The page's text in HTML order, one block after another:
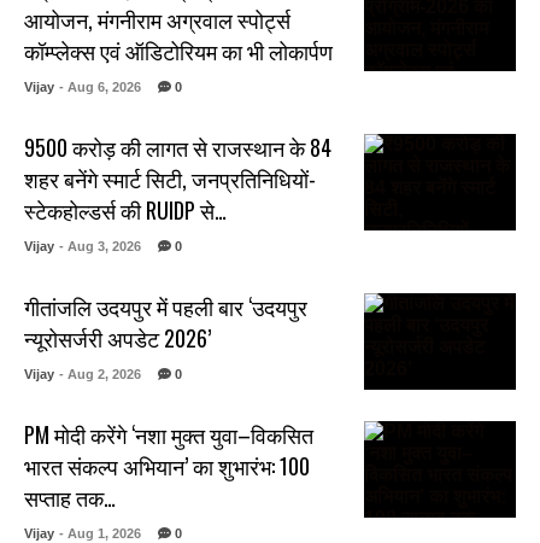
आयोजन, मंगनीराम अग्रवाल स्पोर्ट्स
कॉम्प्लेक्स एवं ऑडिटोरियम का भी लोकार्पण
Vijay - Aug 6, 2026 0
₹9500 करोड़ की लागत से राजस्थान के 84
शहर बनेंगे स्मार्ट सिटी, जनप्रतिनिधियों-
स्टेकहोल्डर्स की RUIDP से…
Vijay - Aug 3, 2026 0
गीतांजलि उदयपुर में पहली बार ‘उदयपुर
न्यूरोसर्जरी अपडेट 2026’
Vijay - Aug 2, 2026 0
PM मोदी करेंगे ‘नशा मुक्त युवा–विकसित
भारत संकल्प अभियान’ का शुभारंभ: 100
सप्ताह तक…
Vijay - Aug 1, 2026 0